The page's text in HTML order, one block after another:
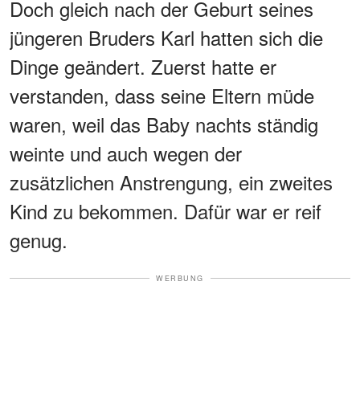
Doch gleich nach der Geburt seines
jüngeren Bruders Karl hatten sich die
Dinge geändert. Zuerst hatte er
verstanden, dass seine Eltern müde
waren, weil das Baby nachts ständig
weinte und auch wegen der
zusätzlichen Anstrengung, ein zweites
Kind zu bekommen. Dafür war er reif
genug.
WERBUNG